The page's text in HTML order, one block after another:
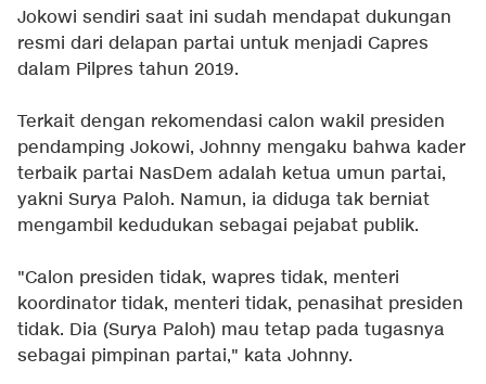
Jokowi sendiri saat ini sudah mendapat dukungan
resmi dari delapan partai untuk menjadi Capres
dalam Pilpres tahun 2019.
Terkait dengan rekomendasi calon wakil presiden
pendamping Jokowi, Johnny mengaku bahwa kader
terbaik partai NasDem adalah ketua umun partai,
yakni Surya Paloh. Namun, ia diduga tak berniat
mengambil kedudukan sebagai pejabat publik.
"Calon presiden tidak, wapres tidak, menteri
koordinator tidak, menteri tidak, penasihat presiden
tidak. Dia (Surya Paloh) mau tetap pada tugasnya
sebagai pimpinan partai," kata Johnny.